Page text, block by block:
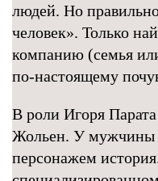
людей. Но
человек». Только
компанию (семья
по-настоящему
В роли Игоря
Жольен. У мужчины
персонажем